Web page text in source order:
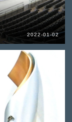
2022-01-02